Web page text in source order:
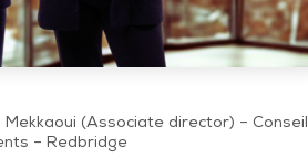
(Associate director) – Conseil
– Redbridge